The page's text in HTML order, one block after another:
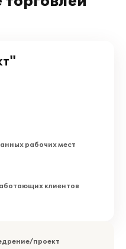
рабочих мест
клиентов
проект